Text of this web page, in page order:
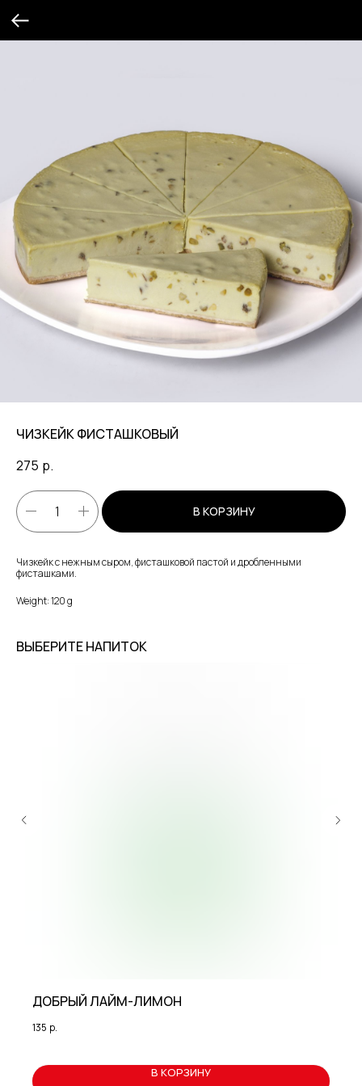
ЧИЗКЕЙК ФИСТАШКОВЫЙ
275 р.
В КОРЗИНУ
Чизкейк с нежным сыром, фисташковой пастой и дробленными
фисташками.
Weight: 120 g
ВЫБЕРИТЕ НАПИТОК
ДОБРЫЙ ЛАЙМ-ЛИМОН
135 р.
В КОРЗИНУ